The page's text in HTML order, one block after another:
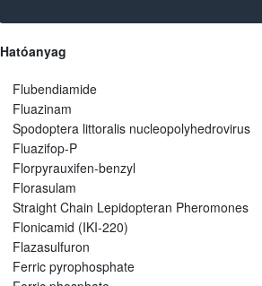
Hatóanyag
Flubendiamide
Fluazinam
Spodoptera littoralis nucleopolyhedrovirus
Fluazifop-P
Florpyrauxifen-benzyl
Florasulam
Straight Chain Lepidopteran Pheromones
Flonicamid (IKI-220)
Flazasulfuron
Ferric pyrophosphate